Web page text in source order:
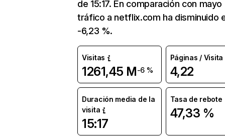
de 15:17. En comparación con mayo
tráfico a netflix.com ha disminuido
-6,23 %.
Visitas
1261,45 M-6 %
Páginas / Visita
4,22
Duración media de la
visita
15:17
Tasa de rebote
47,33 %